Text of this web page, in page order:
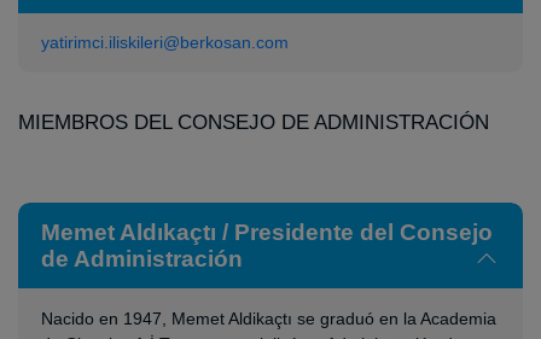
yatirimci.iliskileri@berkosan.com
MIEMBROS DEL CONSEJO DE ADMINISTRACIÓN
Memet Aldıkaçtı / Presidente del Consejo
de Administración
Nacido en 1947, Memet Aldikaçtı se graduó en la Academia